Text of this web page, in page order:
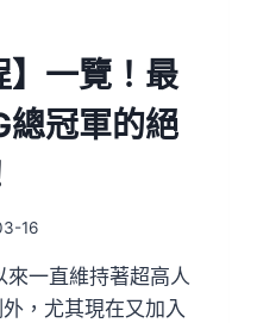
】一覽！最
總冠軍的絕
16
來一直維持著超高人
，尤其現在又加入